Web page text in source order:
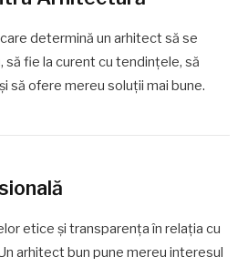
determină un arhitect să se
fie la curent cu tendințele, să
să ofere mereu soluții mai bune.
etice și transparența în relația cu
arhitect bun pune mereu interesul